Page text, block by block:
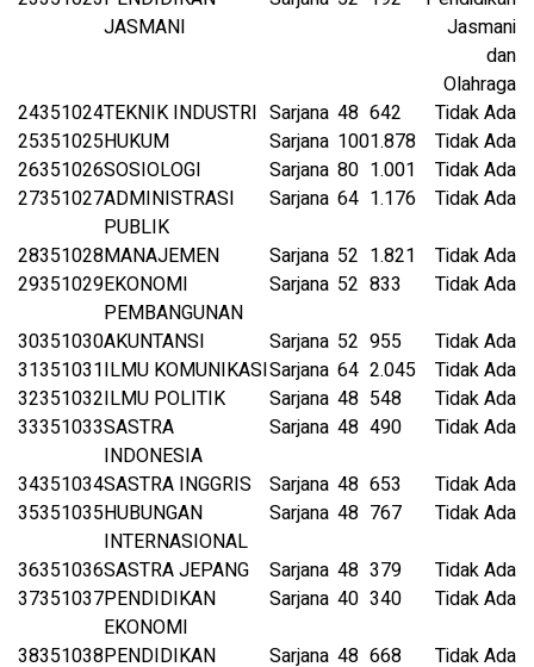
JASMANI
Jasmani
dan
Olahraga
24351024TEKNIK INDUSTRI Sarjana 48 642
Tidak Ada
25351025HUKUM Sarjana 1001.878
Tidak Ada
26351026SOSIOLOGI Sarjana 80 1.001
Tidak Ada
27351027ADMINISTRASI
PUBLIK
Sarjana 64 1.176
Tidak Ada
28351028MANAJEMEN Sarjana 52 1.821
Tidak Ada
29351029EKONOMI
PEMBANGUNAN
Sarjana 52 833
Tidak Ada
30351030AKUNTANSI Sarjana 52 955
Tidak Ada
31351031ILMU KOMUNIKASISarjana 64 2.045
Tidak Ada
32351032ILMU POLITIK Sarjana 48 548
Tidak Ada
33351033SASTRA
INDONESIA
Sarjana 48 490
Tidak Ada
34351034SASTRA INGGRIS Sarjana 48 653
Tidak Ada
35351035HUBUNGAN
INTERNASIONAL
Sarjana 48 767
Tidak Ada
36351036SASTRA JEPANG Sarjana 48 379
Tidak Ada
37351037PENDIDIKAN
EKONOMI
Sarjana 40 340
Tidak Ada
38351038PENDIDIKAN Sarjana 48 668 Tidak Ada